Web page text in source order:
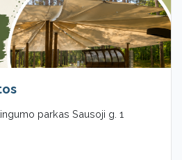
parkas Sausoji g. 1